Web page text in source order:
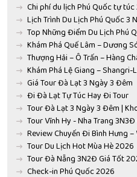
Chi phí du lịch Phú Quốc tự
Lịch Trình Du Lịch Phú Quốc 3
Top Những Điểm Du Lịch Phú
Khám Phá Quế Lâm – Dương
Thượng Hải – Ô Trấn – Hàng
Khám Phá Lệ Giang –
Giá Tour Đà Lạt 3 Ngày 3 Đêm
Đi Đà Lạt Tự Túc Hay Đi Tour
Tour Đà Lạt 3 Ngày 3 Đêm |
Tour Vĩnh Hy - Nha Trang
Review Chuyến Đi Bình Hưng –
Tour Du Lịch Hot Mùa Hè 2026
Tour Đà Nẵng 3N2Đ Giá Tốt
Check-in Phú Quốc 2026